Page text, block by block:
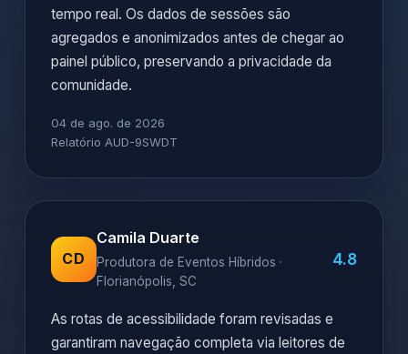
tempo real. Os dados de sessões são
agregados e anonimizados antes de chegar ao
painel público, preservando a privacidade da
comunidade.
04 de ago. de 2026
Relatório AUD-9SWDT
CD
Camila Duarte
Produtora de Eventos Híbridos ·
Florianópolis, SC
4.8
As rotas de acessibilidade foram revisadas e
garantiram navegação completa via leitores de